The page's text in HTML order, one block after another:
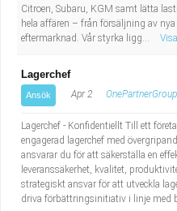
Citroen, Subaru, KGM samt lätta
hela affären – från försäljning av
eftermarknad. Vår styrka ligg...
Lagerchef
Ansök Apr 2
Lagerchef - Konfidentiellt Till ett
engagerad lagerchef med
ansvarar du för att säkerställa en
leveranssäkerhet, kvalitet,
strategiskt ansvar för att utveckla
driva förbättringsinitiativ i linje med